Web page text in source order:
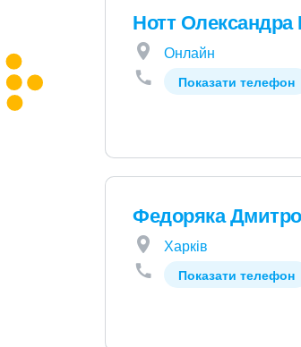
Нотт Олександра
Онлайн
Показати телефон
Федоряка Дмитро
Харків
Показати телефон